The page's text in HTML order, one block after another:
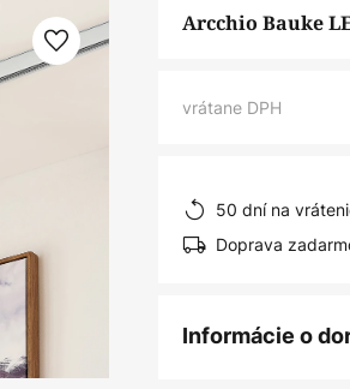
Arcchio Bauke
vrátane DPH
50 dní na
Doprava
Informácie o